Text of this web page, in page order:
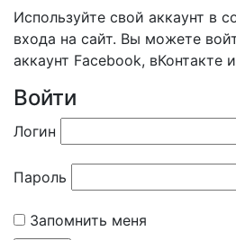
Используйте свой аккаунт в
входа на сайт. Вы можете
аккаунт Facebook, вКонтакте
Войти
Логин
Пароль
Запомнить меня